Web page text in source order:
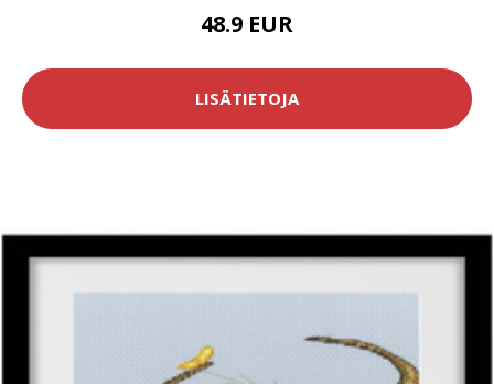
48.9 EUR
LISÄTIETOJA